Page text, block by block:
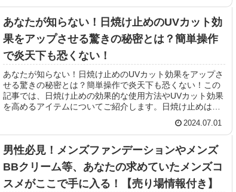
あなたが知らない！日焼け止めのUVカット効
果をアップさせる驚きの秘密とは？簡単操作
で炎天下も恐くない！
あなたが知らない！日焼け止めのUVカット効果をアップさ
せる驚きの秘密とは？簡単操作で炎天下も恐くない！この
記事では、日焼け止めの効果的な使用方法やUVカット効果
を高めるアイテムについてご紹介します。日焼け止めは肌
2024.07.01
男性必見！メンズファンデーションやメンズ
BBクリーム等、あなたの求めていたメンズコ
スメがここで手に入る！【売り場情報付き】